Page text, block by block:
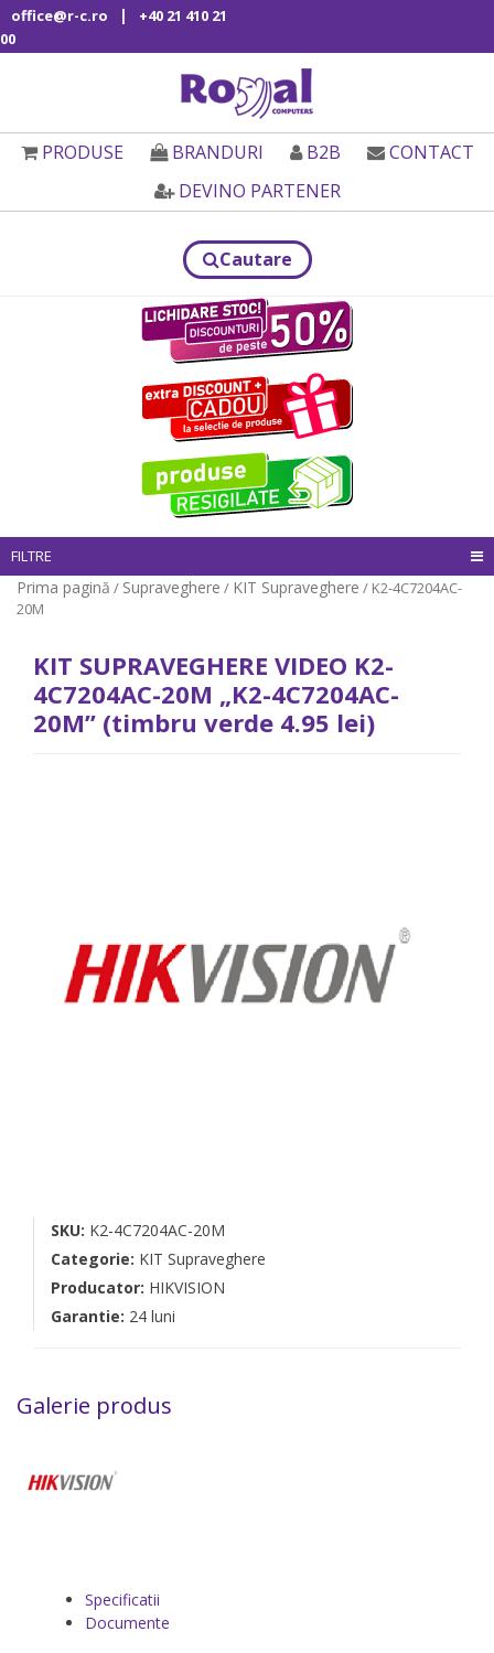
office@r-c.ro |
+40 21 410 21
00
PRODUSE BRANDURI B2B
CONTACT
DEVINO PARTENER
Cautare
FILTRE
Prima pagină / Supraveghere / KIT Supraveghere / K2-4C7204AC-
20M
KIT SUPRAVEGHERE VIDEO K2-
4C7204AC-20M „K2-4C7204AC-
20M” (timbru verde 4.95 lei)
SKU: K2-4C7204AC-20M
Categorie: KIT Supraveghere
Producator: HIKVISION
Garantie: 24 luni
Galerie produs
Specificatii
Documente